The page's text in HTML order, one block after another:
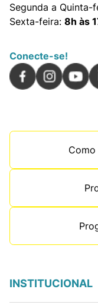
Segunda a Quinta-
Sexta-feira: 8h às
Conecte-se!
Como
INSTITUCIONAL